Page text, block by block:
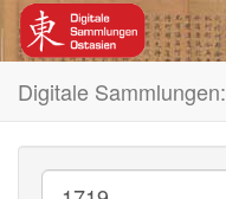
Digitale Sammlungen: